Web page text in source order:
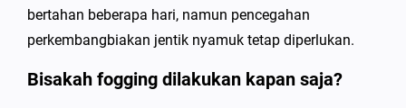
bertahan beberapa hari, namun pencegahan
perkembangbiakan jentik nyamuk tetap diperlukan.
Bisakah fogging dilakukan kapan saja?